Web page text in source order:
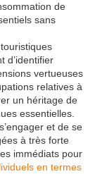
de
sans
d’identifier
vertueuses
relatives à
un héritage de
essentielles.
et de se
à très forte
immédiats pour
en termes